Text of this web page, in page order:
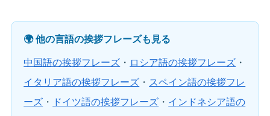
🌍 他の言語の挨拶フレーズも見る
中国語の挨拶フレーズ ・ ロシア語の挨拶フレーズ ・
イタリア語の挨拶フレーズ ・ スペイン語の挨拶フレ
ーズ ・ ドイツ語の挨拶フレーズ ・ インドネシア語の